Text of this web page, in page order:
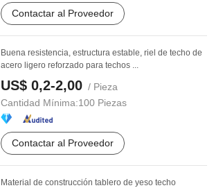
Contactar al Proveedor
Buena resistencia, estructura estable, riel de techo de
acero ligero reforzado para techos ...
US$ 0,2-2,00 / Pieza
Cantidad Mínima:100 Piezas
Contactar al Proveedor
Material de construcción tablero de yeso techo